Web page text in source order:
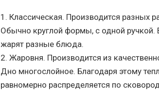
Классическая. Производится разных
Обычно круглой формы, с одной ручкой.
жарят разные блюда.
Жаровня. Производится из
Дно многослойное. Благодаря этому
равномерно распределяется по